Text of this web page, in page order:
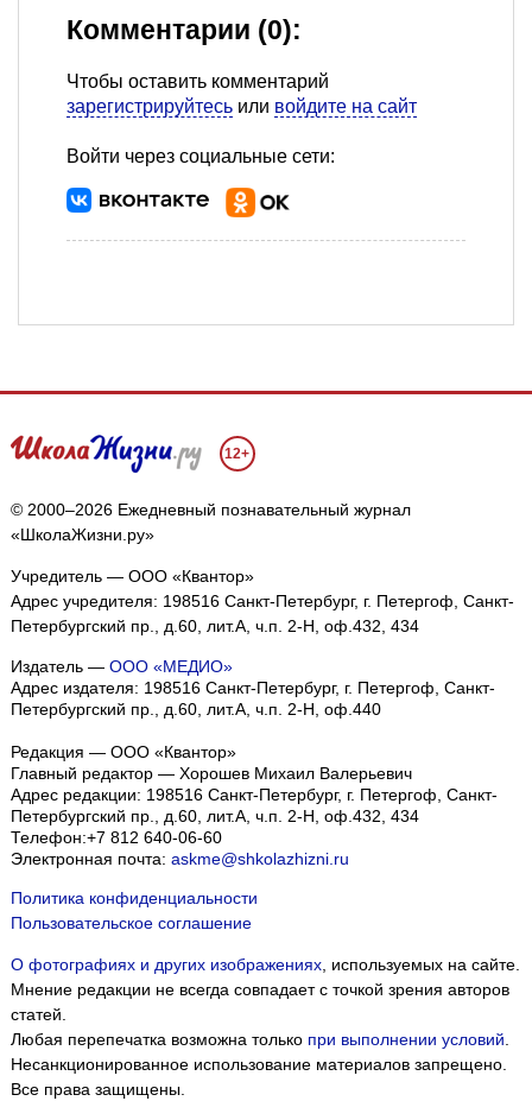
Комментарии (0):
Чтобы оставить комментарий
зарегистрируйтесь или войдите на сайт
Войти через социальные сети:
12+
© 2000–2026 Ежедневный познавательный журнал
«ШколаЖизни.ру»
Учредитель — ООО «Квантор»
Адрес учредителя: 198516 Санкт-Петербург, г. Петергоф, Санкт-
Петербургский пр., д.60, лит.А, ч.п. 2-Н, оф.432, 434
Издатель — ООО «МЕДИО»
Адрес издателя: 198516 Санкт-Петербург, г. Петергоф, Санкт-
Петербургский пр., д.60, лит.А, ч.п. 2-Н, оф.440
Редакция — ООО «Квантор»
Главный редактор — Хорошев Михаил Валерьевич
Адрес редакции: 198516 Санкт-Петербург, г. Петергоф Санкт-
Петербургский пр., д.60, лит.А, ч.п. 2-Н, оф.432, 434
Телефон:+7 812 640-06-60
Электронная почта: askme@shkolazhizni.ru
Политика конфиденциальности
Пользовательское соглашение
О фотографиях и других изображениях, используемых на сайте.
Мнение редакции не всегда совпадает с точкой зрения авторов
статей.
Любая перепечатка возможна только при выполнении условий
Несанкционированное использование материалов запрещено.
Все права защищены.